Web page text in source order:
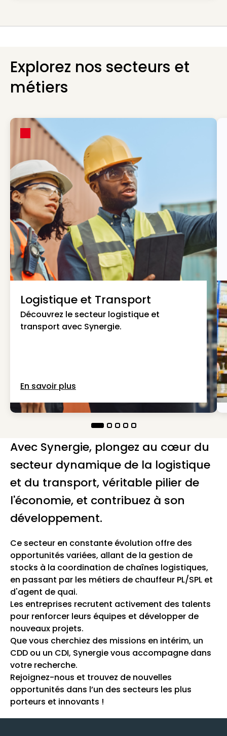
Explorez nos secteurs et
métiers
Logistique et Transport
Découvrez le secteur logistique et
transport avec Synergie.
En savoir plus
Avec Synergie, plongez au cœur du
secteur dynamique de la logistique
et du transport, véritable pilier de
l'économie, et contribuez à son
développement.
Ce secteur en constante évolution offre des
opportunités variées, allant de la gestion de
stocks à la coordination de chaînes logistiques,
en passant par les métiers de chauffeur PL/SPL et
d'agent de quai.
Les entreprises recrutent activement des talents
pour renforcer leurs équipes et développer de
nouveaux projets.
Que vous cherchiez des missions en intérim, un
CDD ou un CDI, Synergie vous accompagne dans
votre recherche.
Rejoignez-nous et trouvez de nouvelles
opportunités dans l’un des secteurs les plus
porteurs et innovants !